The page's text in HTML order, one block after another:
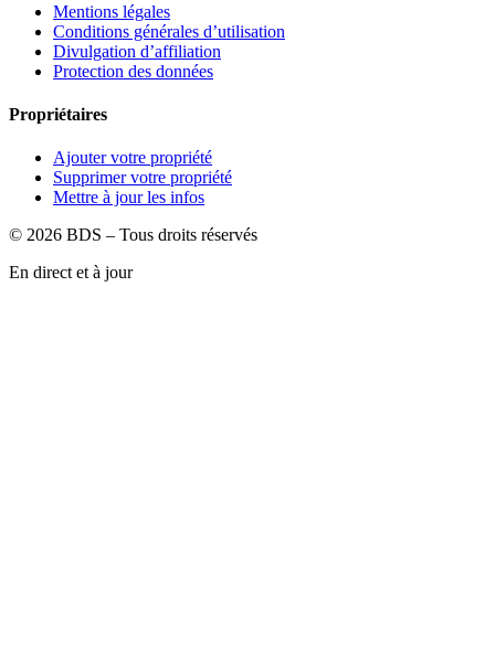
Mentions légales
Conditions générales d’utilisation
Divulgation d’affiliation
Protection des données
Propriétaires
Ajouter votre propriété
Supprimer votre propriété
Mettre à jour les infos
© 2026 BDS – Tous droits réservés
En direct et à jour